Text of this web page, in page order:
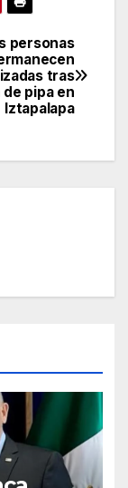
personas
tras
pipa en
Iztapalapa